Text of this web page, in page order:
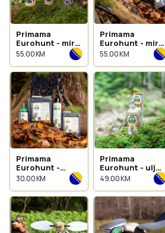
Primama
Eurohunt - miris
žira 500ml
55.00 KM
Primama
Eurohunt - miris
kukuruza 500ml
55.00 KM
Primama
Eurohunt -
bukov katran
30.00 KM
Primama
Eurohunt - ulje
anisa 100ml
49.00 KM